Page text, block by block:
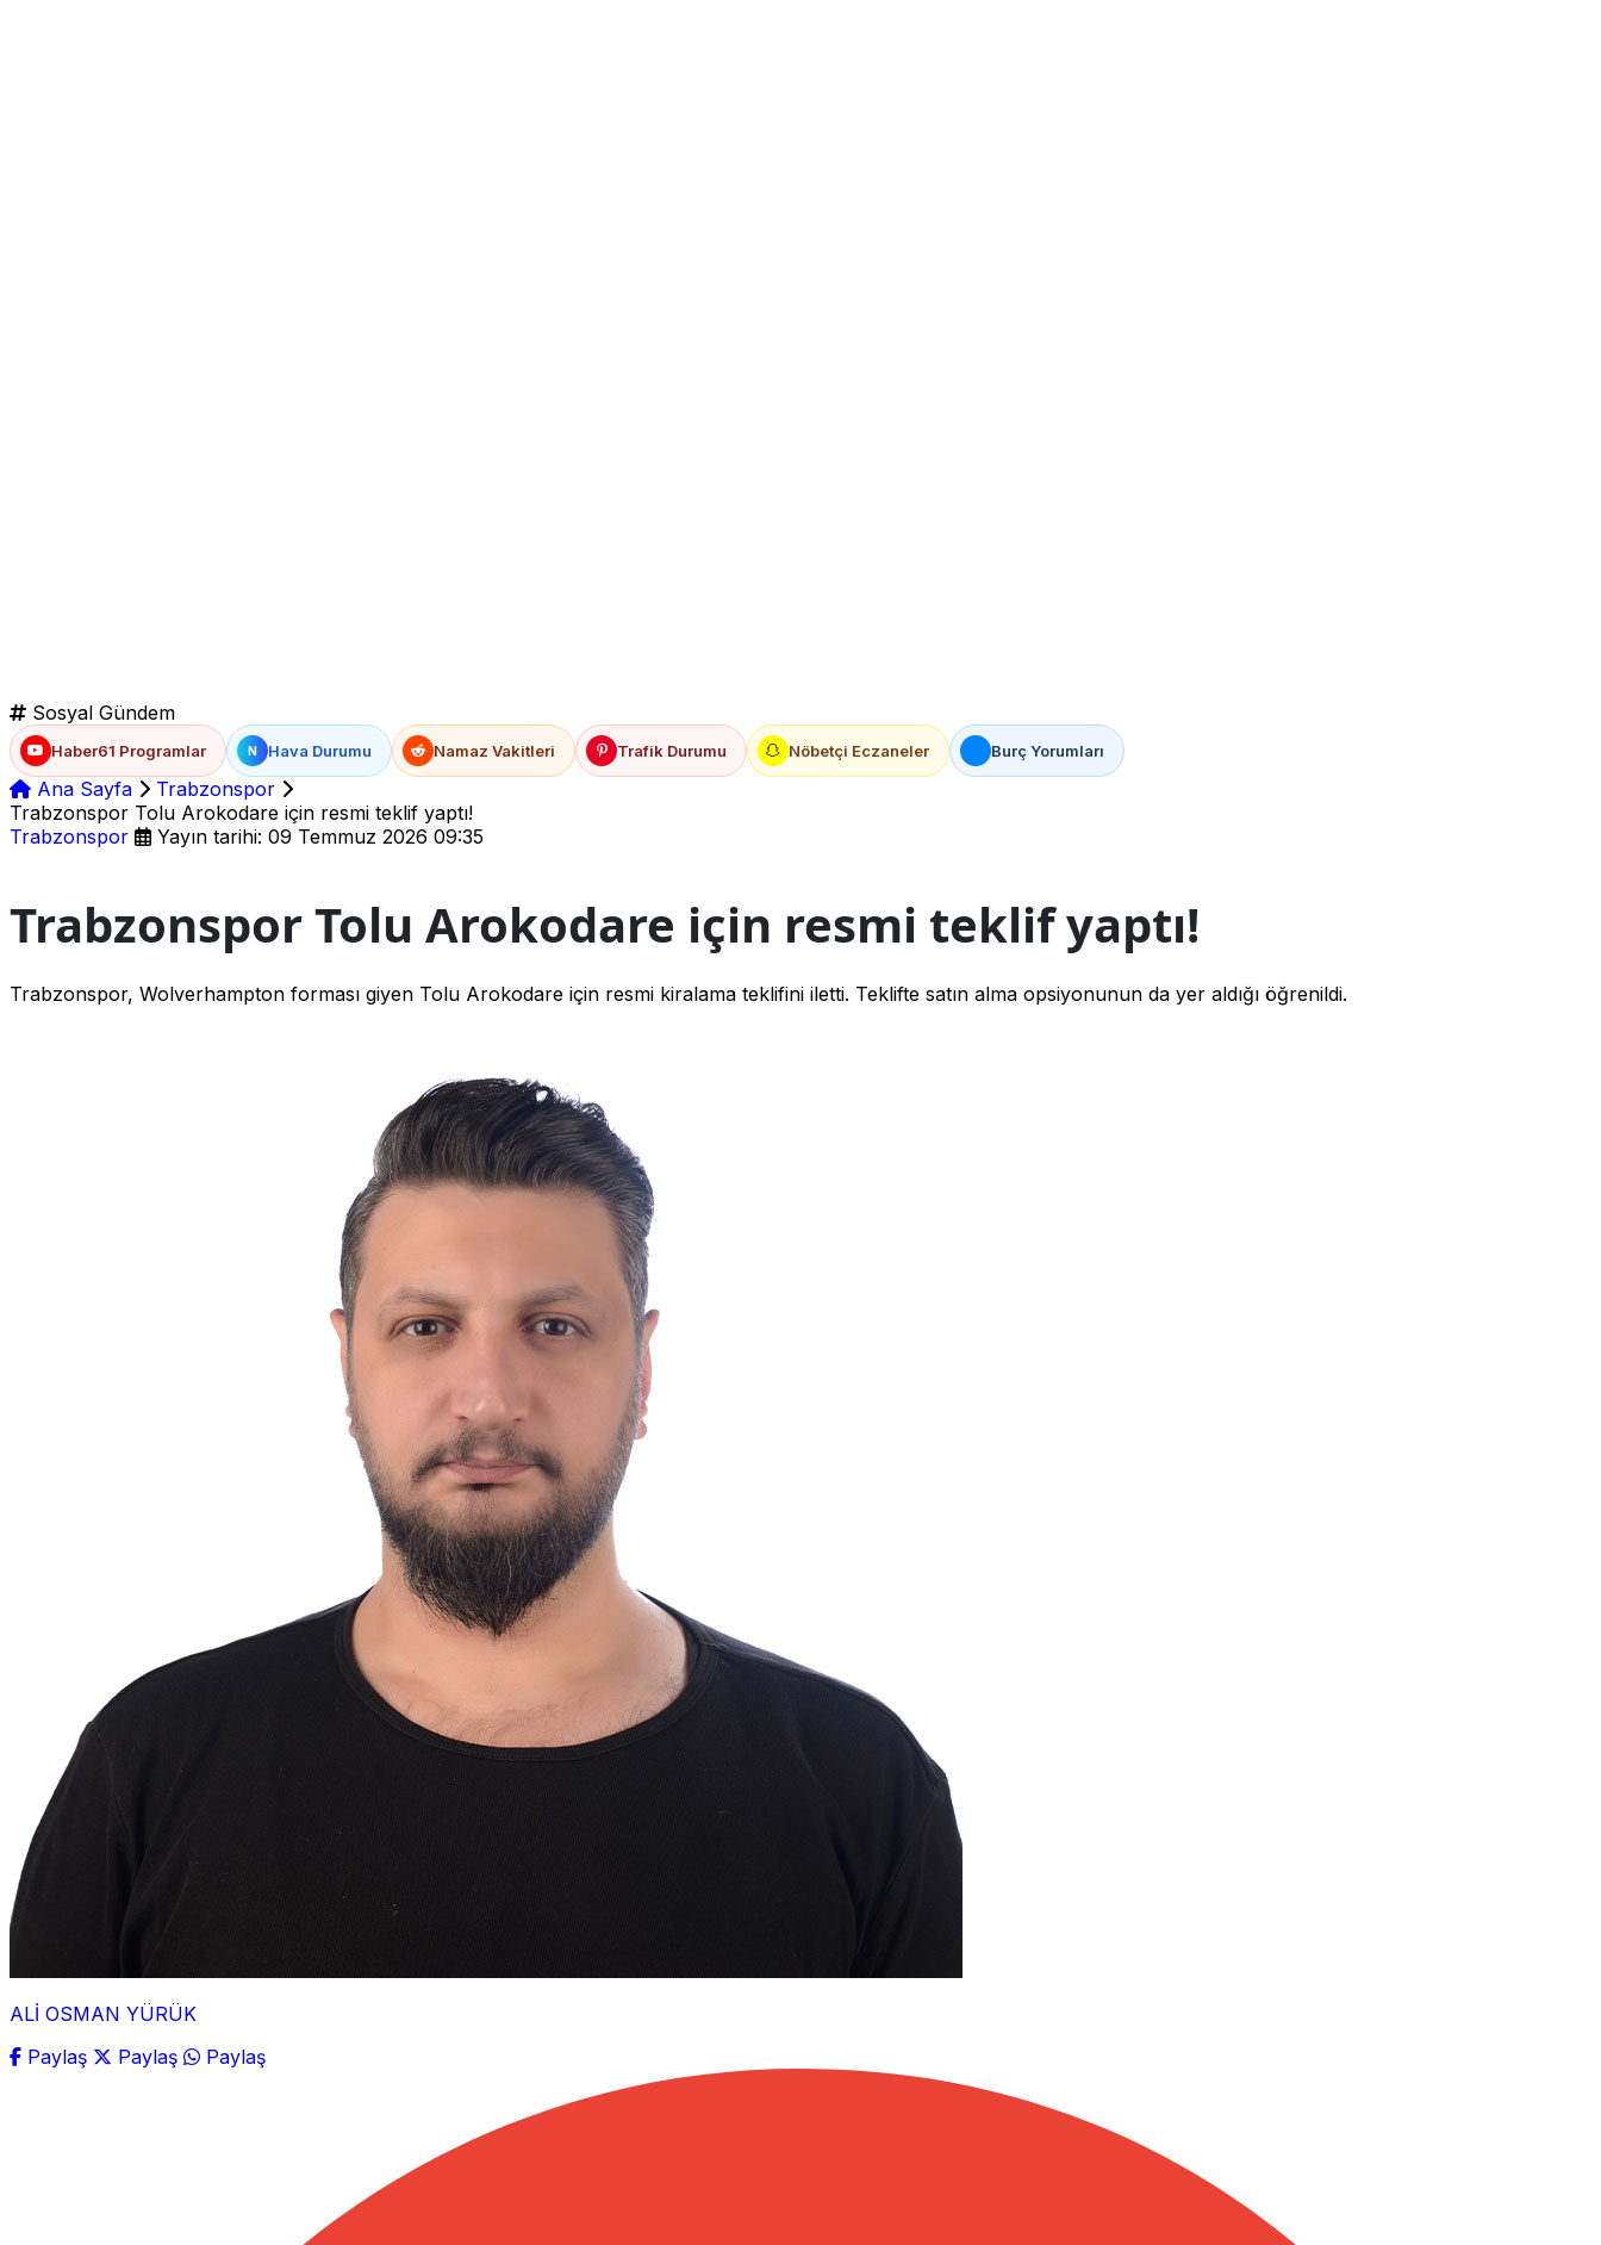
Sosyal Gündem
Haber61 Programlar N Hava Durumu Namaz Vakitleri Trafik Durumu Nöbetçi Eczaneler Burç Yorumları
Ana Sayfa
Trabzonspor
Trabzonspor Tolu Arokodare için resmi teklif yaptı!
Trabzonspor
Yayın tarihi: 09 Temmuz 2026 09:35
Trabzonspor Tolu Arokodare için resmi teklif yaptı!
Trabzonspor, Wolverhampton forması giyen Tolu Arokodare için resmi kiralama teklifini iletti. Teklifte satın alma opsiyonunun da yer aldığı öğrenildi.
ALİ OSMAN YÜRÜK
Paylaş
Paylaş Paylaş